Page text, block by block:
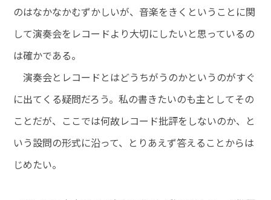
のはなかなかむずかしいが、音楽をきくということに関
して演奏会をレコードより大切にしたいと思っているの
は確かである。
演奏会とレコードとはどうちがうのかというのがすぐ
に出てくる疑問だろう。私の書きたいのも主としてその
ことだが、ここでは何故レコード批評をしないのか、と
いう設問の形式に沿って、とりあえず答えることからは
じめたい。